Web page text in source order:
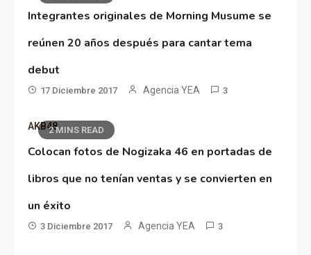
Integrantes originales de Morning Musume se
reúnen 20 años después para cantar tema
debut
17 Diciembre 2017 Agencia YEA 3
2 MINS READ
AKB48
Colocan fotos de Nogizaka 46 en portadas de
libros que no tenían ventas y se convierten en
un éxito
3 Diciembre 2017 Agencia YEA 3